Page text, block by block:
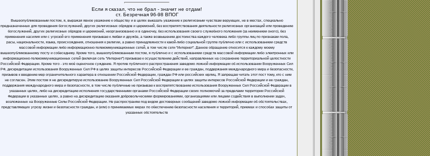
Если я сказал, что не брал - значит не отдам!
ст. Безречная 96-98 ВПОГ
Вышеопубликованным постом, я, выражая явное уважение к обществу и в целях выказать уважение к религиозным чувствам верующих, не в местах, специально
предназначенных для проведения богослужений, других религиозных обрядов и церемоний, без воспрепятствования деятельности религиозных организаций или проведению
богослужений, других религиозных обрядов и церемоний, неорганизованно и в одиночку, без использования своего служебного положения (за неимением оного), без
применения насилия или с угрозой его применения призываю к любви и дружбе, а также возвышению достоинства каждого человека либо группы лиц по признакам пола,
расы, национальности, языка, происхождения, отношения к религии, а равно принадлежности к какой-либо социальной группе публично или с использованием средств
массовой информации либо информационно-телекоммуникационных сетей, в том числе сети "Интернет". Данное обращение относится к каждому моему
вышеопубликованному посту и собеседнику. Кроме того, вышеопубликованным постом, я публично и с использованием средств массовой информации либо электронных или
информационно-телекоммуникационных сетей (включая сеть "Интернет") призываю к осуществлению действий, направленных на сохранение территориальной целостности
Российской Федерации. Кроме того - это моё оценочное суждение. Я против публичного распространения заведомо ложной информации об использовании Вооруженных Сил
РФ, дискредитации использования Вооруженных Сил РФ в целях защиты интересов Российской Федерации и ее граждан, поддержания международного мира и безопасности,
призывов к введению мер ограничительного характера в отношении Российской Федерации, граждан РФ или российских юрлиц. Я запрещаю читать этот пост тому, кто с ним
не согласен. Этим постом я не дискредитирую использование Вооруженных Сил Российской Федерации в целях защиты интересов Российской Федерации и ее граждан,
поддержания международного мира и безопасности, в том числе публичные не призываю к воспрепятствованию использования Вооруженных Сил Российской Федерации в
указанных целях, либо на дискредитацию исполнения государственными органами Российской Федерации своих полномочий за пределами территории Российской
Федерации в указанных целях, а равно на дискредитацию оказания добровольческими формированиями, организациями или лицами содействия в выполнении задач,
возложенных на Вооруженные Силы Российской Федерации. Не распространяю под видом достоверных сообщений заведомо ложной информации об обстоятельствах,
представляющих угрозу жизни и безопасности граждан, и (или) о принимаемых мерах по обеспечению безопасности населения и территорий, приемах и способах защиты от
указанных обстоятельств